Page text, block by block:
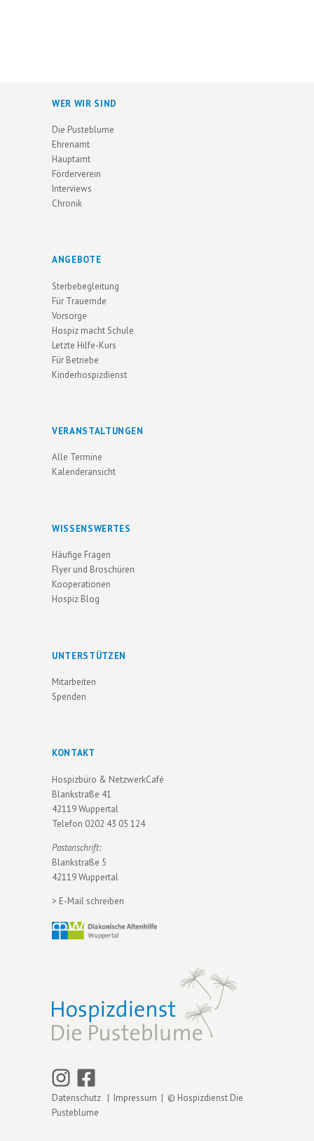
WER WIR SIND
Die Pusteblume
Ehrenamt
Hauptamt
Förderverein
Interviews
Chronik
ANGEBOTE
Sterbebegleitung
Für Trauernde
Vorsorge
Hospiz macht Schule
Letzte Hilfe-Kurs
Für Betriebe
Kinderhospizdienst
VERANSTALTUNGEN
Alle Termine
Kalenderansicht
WISSENSWERTES
Häufige Fragen
Flyer und Broschüren
Kooperationen
Hospiz Blog
UNTERSTÜTZEN
Mitarbeiten
Spenden
KONTAKT
Hospizbüro & NetzwerkCafé
Blankstraße 41
42119 Wuppertal
Telefon 0202 43 05 124
Postanschrift:
Blankstraße 5
42119 Wuppertal
> E-Mail schreiben
Datenschutz | Impressum | © Hospizdienst Die
Pusteblume